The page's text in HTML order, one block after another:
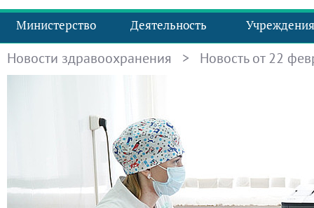
Министерство Деятельность Учреждения
Новости здравоохранения > Новость от 22